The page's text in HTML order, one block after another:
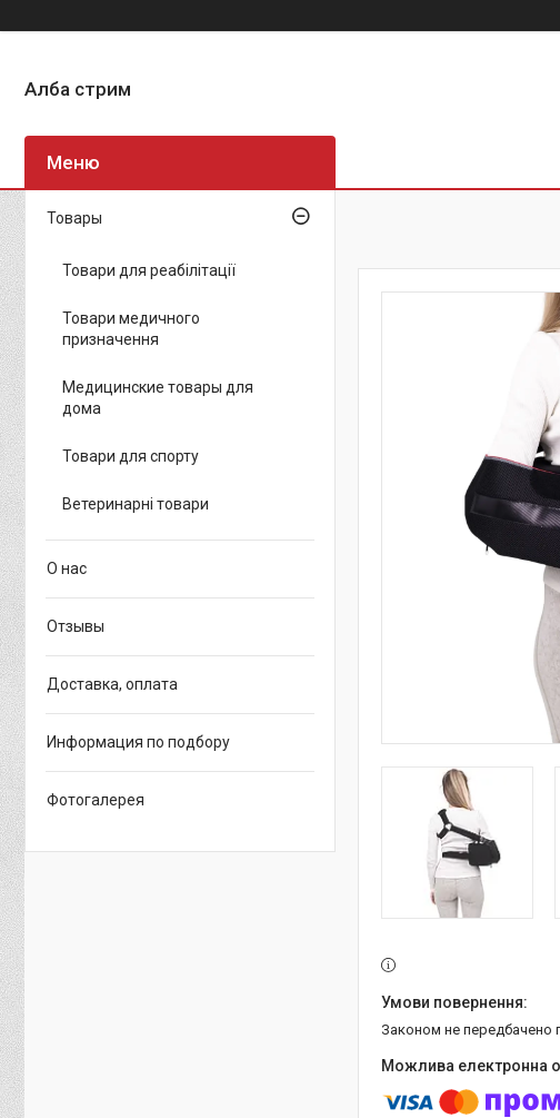
Алба стрим
Законом не передбачено
Товары
Товари для реабілітації
Товари медичного
призначення
Медицинские товары для
дома
Товари для спорту
Ветеринарні товари
О нас
Отзывы
Доставка, оплата
Информация по подбору
Фотогалерея